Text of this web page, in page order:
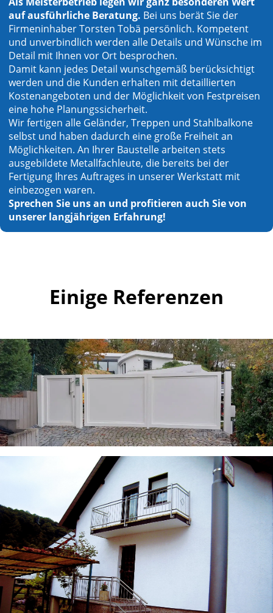
auf ausführliche Beratung. Bei uns berät Sie der
Firmeninhaber Torsten Tobä persönlich. Kompetent
und unverbindlich werden alle Details und Wünsche im
Detail mit Ihnen vor Ort besprochen.
Damit kann jedes Detail wunschgemäß berücksichtigt
werden und die Kunden erhalten mit detaillierten
Kostenangeboten und der Möglichkeit von Festpreisen
eine hohe Planungssicherheit.
Wir fertigen alle Geländer, Treppen und Stahlbalkone
selbst und haben dadurch eine große Freiheit an
Möglichkeiten. An Ihrer Baustelle arbeiten stets
ausgebildete Metallfachleute, die bereits bei der
Fertigung Ihres Auftrages in unserer Werkstatt mit
einbezogen waren.
Sprechen Sie uns an und profitieren auch Sie von
unserer langjährigen Erfahrung!
Einige Referenzen